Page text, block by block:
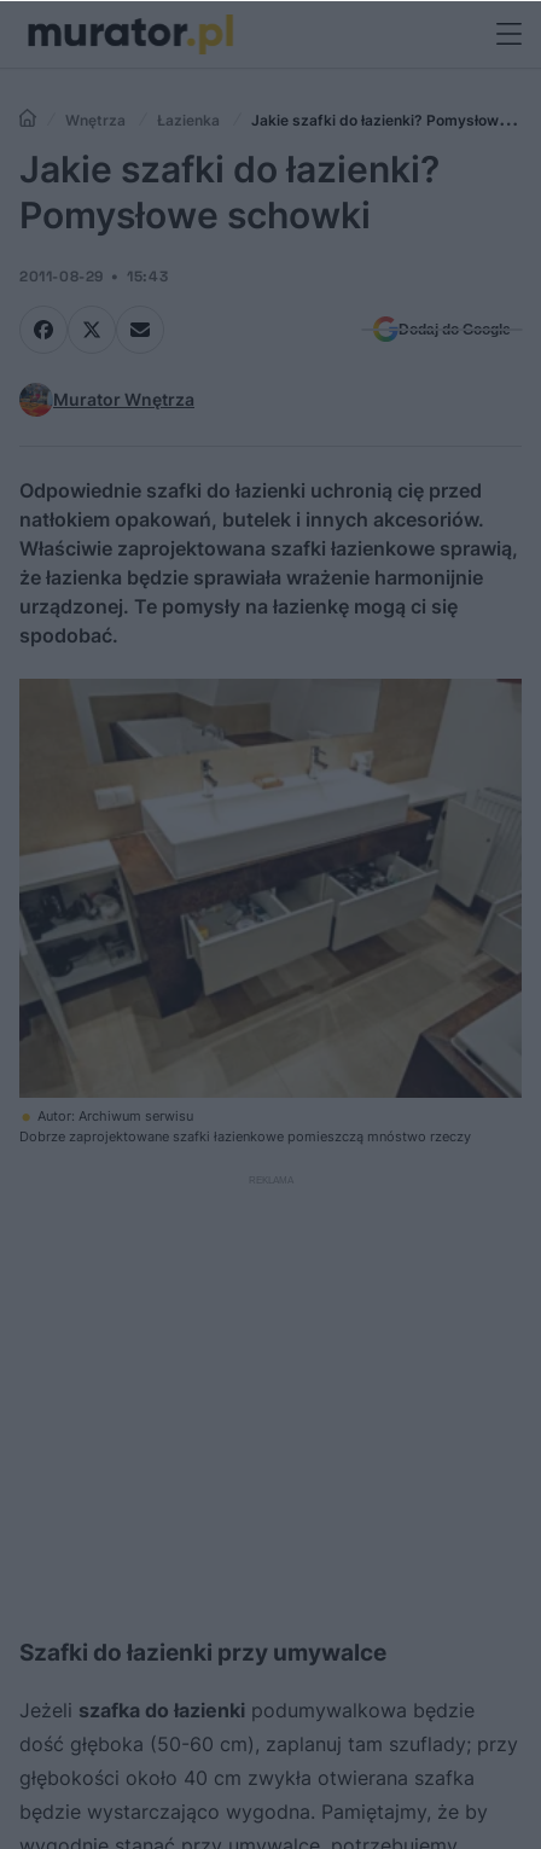
Wnętrza Łazienka
Jakie szafki do łazienki? Pomysłowe
schowki
Jakie szafki do łazienki?
Pomysłowe schowki
2011-08-29 15:43
Dodaj do Google
Murator Wnętrza
Odpowiednie szafki do łazienki uchronią cię przed
natłokiem opakowań, butelek i innych akcesoriów.
Właściwie zaprojektowana szafki łazienkowe sprawią,
że łazienka będzie sprawiała wrażenie harmonijnie
urządzonej. Te pomysły na łazienkę mogą ci się
spodobać.
Autor: Archiwum serwisu
Dobrze zaprojektowane szafki łazienkowe pomieszczą mnóstwo rzeczy
Szafki do łazienki przy umywalce
Jeżeli szafka do łazienki podumywalkowa będzie
dość głęboka (50-60 cm), zaplanuj tam szuflady; przy
głębokości około 40 cm zwykła otwierana szafka
będzie wystarczająco wygodna. Pamiętajmy, że by